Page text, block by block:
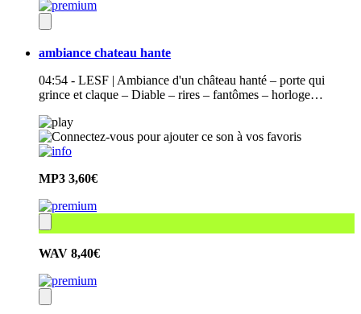
ambiance chateau hante
04:54 - LESF | Ambiance d'un château hanté – porte qui
grince et claque – Diable – rires – fantômes – horloge…
MP3 3,60€
WAV 8,40€